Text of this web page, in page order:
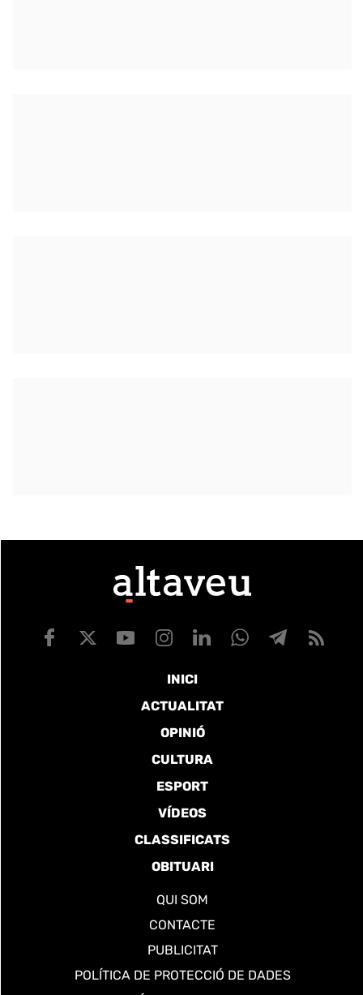
INICI
ACTUALITAT
OPINIÓ
CULTURA
ESPORT
VÍDEOS
CLASSIFICATS
OBITUARI
QUI SOM
CONTACTE
PUBLICITAT
POLÍTICA DE PROTECCIÓ DE DADES